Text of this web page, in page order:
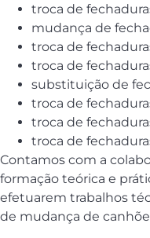
troca de
mudança de
troca de
troca de
substituição de
troca de
troca de
troca de
Contamos com a
formação teórica e
efetuarem trabalhos
de mudança de